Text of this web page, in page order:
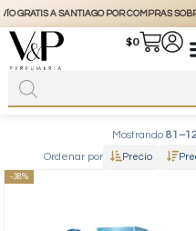
+56 9 3877 3738
$0
Mostrando
Ordenar por
Precio
-38%